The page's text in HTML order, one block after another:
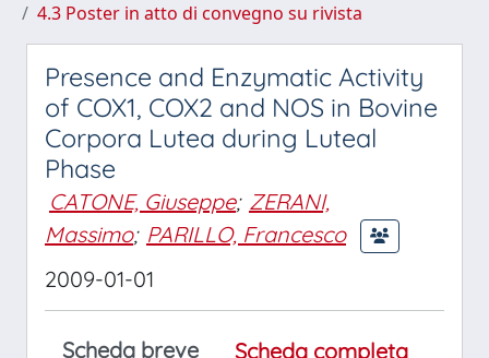
4.3 Poster in atto di convegno su rivista
Presence and Enzymatic Activity
of COX1, COX2 and NOS in Bovine
Corpora Lutea during Luteal
Phase
CATONE, Giuseppe; ZERANI,
Massimo; PARILLO, Francesco
2009-01-01
Scheda breve
Scheda completa